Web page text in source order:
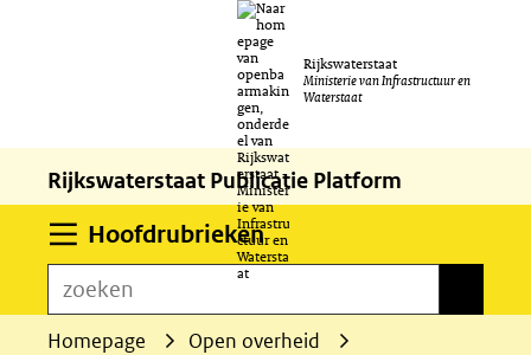
naar
de
inhoud
Rijkswaterstaat
Ministerie van Infrastructuur en
Waterstaat
Rijkswaterstaat Publicatie Platform
HoofdrubriekenUitklappen
zoeken
Homepage
Open overheid